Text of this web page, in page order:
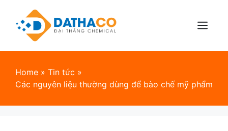
content
Menu
Home » Tin tức »
Các nguyên liệu thường dùng để bào chế mỹ phẩm